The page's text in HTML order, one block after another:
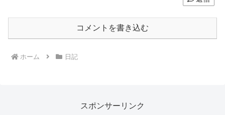
コメントを書き込む
ホーム 日記
スポンサーリンク